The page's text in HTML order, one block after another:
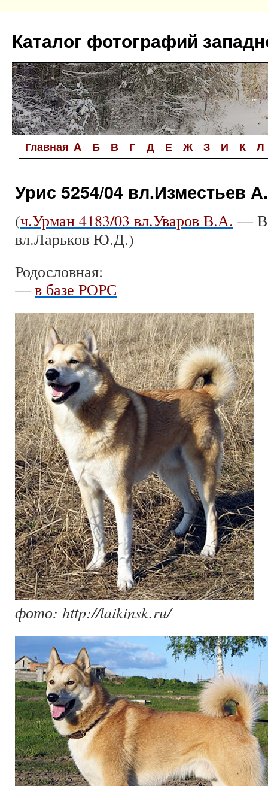
содержимому
Каталог фотографий
Главная A Б В Г Д Е Ж З И К Л
Урис 5254/04 вл.Изместьев
(ч.Урман 4183/03 вл.Уваров В.А. —
вл.Ларьков Ю.Д.)
Родословная:
— в базе РОРС
фото: http://laikinsk.ru/